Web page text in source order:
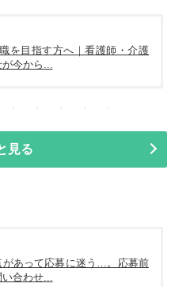
を目指す方へ｜看護師・介護
今から...
見る
があって応募に迷う…。応募前
い合わせ...